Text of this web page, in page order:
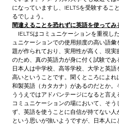
になっていますし、IELTSを受験するこ
るでしょう。
間違えることを恐れずに英語を使ってみ
IELTSはコミュニケーションを重視し
ュニケーションでの使用頻度の高い語
題が作られており、実用性が高く、現
のため、真の英語力が身に付く試験であ
日本人は中学校、高等学校、大学と英
高いということです。聞くところによ
和製英語（カタカナ）があるのだとか
ううえではアドバンテージになると言
コミュニケーションの場において、そ
ず、英語を使うことに自信が持てない
という思いが強いようですが、日本人